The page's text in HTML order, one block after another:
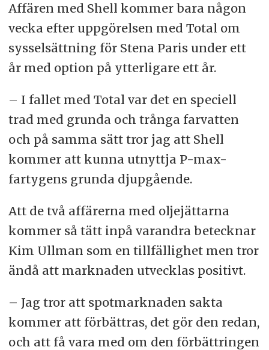
Affären med Shell kommer bara någon
vecka efter uppgörelsen med Total om
sysselsättning för Stena Paris under ett
år med option på ytterligare ett år.
– I fallet med Total var det en speciell
trad med grunda och trånga farvatten
och på samma sätt tror jag att Shell
kommer att kunna utnyttja P-max-
fartygens grunda djupgående.
Att de två affärerna med oljejättarna
kommer så tätt inpå varandra betecknar
Kim Ullman som en tillfällighet men tror
ändå att marknaden utvecklas positivt.
– Jag tror att spotmarknaden sakta
kommer att förbättras, det gör den redan,
och att få vara med om den förbättringen